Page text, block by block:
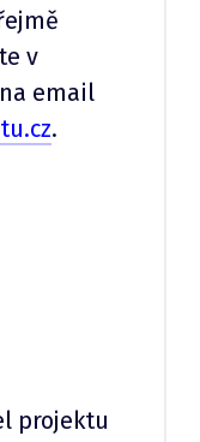
v
email
.
projektu